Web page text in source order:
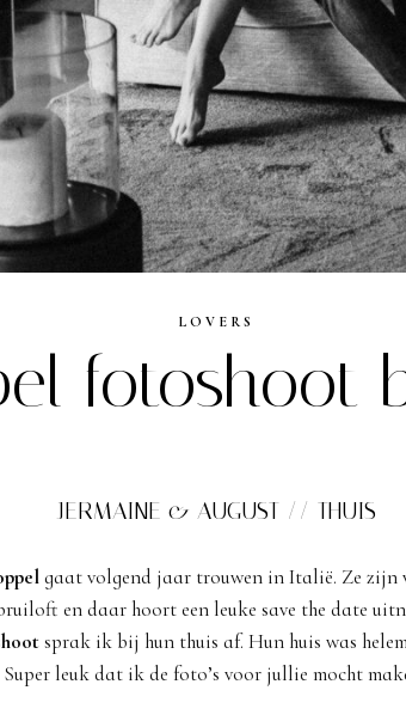
LOVERS
fotoshoot
JERMAINE & AUGUST // THUIS
gaat volgend jaar trouwen in Italië. Ze zijn
en daar hoort een leuke save the date
sprak ik bij hun thuis af. Hun huis was
leuk dat ik de foto’s voor jullie mocht